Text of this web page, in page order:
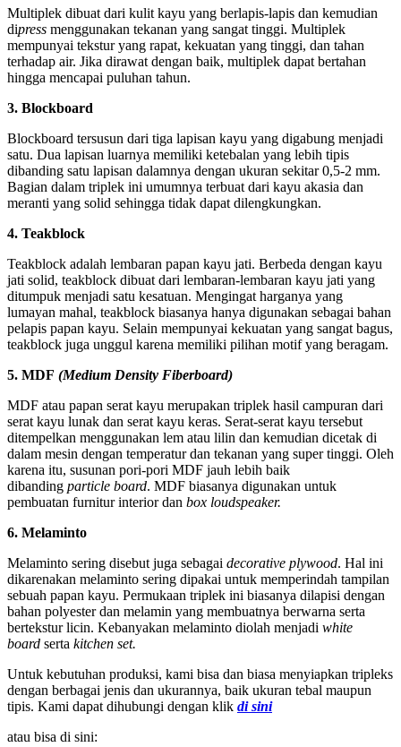
Multiplek dibuat dari kulit kayu yang berlapis-lapis dan kemudian
dipress menggunakan tekanan yang sangat tinggi. Multiplek
mempunyai tekstur yang rapat, kekuatan yang tinggi, dan tahan
terhadap air. Jika dirawat dengan baik, multiplek dapat bertahan
hingga mencapai puluhan tahun.
3. Blockboard
Blockboard tersusun dari tiga lapisan kayu yang digabung menjadi
satu. Dua lapisan luarnya memiliki ketebalan yang lebih tipis
dibanding satu lapisan dalamnya dengan ukuran sekitar 0,5-2 mm.
Bagian dalam triplek ini umumnya terbuat dari kayu akasia dan
meranti yang solid sehingga tidak dapat dilengkungkan.
4. Teakblock
Teakblock adalah lembaran papan kayu jati. Berbeda dengan kayu
jati solid, teakblock dibuat dari lembaran-lembaran kayu jati yang
ditumpuk menjadi satu kesatuan. Mengingat harganya yang
lumayan mahal, teakblock biasanya hanya digunakan sebagai bahan
pelapis papan kayu. Selain mempunyai kekuatan yang sangat bagus,
teakblock juga unggul karena memiliki pilihan motif yang beragam.
5. MDF (Medium Density Fiberboard)
MDF atau papan serat kayu merupakan triplek hasil campuran dari
serat kayu lunak dan serat kayu keras. Serat-serat kayu tersebut
ditempelkan menggunakan lem atau lilin dan kemudian dicetak di
dalam mesin dengan temperatur dan tekanan yang super tinggi. Oleh
karena itu, susunan pori-pori MDF jauh lebih baik
dibanding particle board. MDF biasanya digunakan untuk
pembuatan furnitur interior dan box loudspeaker.
6. Melaminto
Melaminto sering disebut juga sebagai decorative plywood. Hal ini
dikarenakan melaminto sering dipakai untuk memperindah tampilan
sebuah papan kayu. Permukaan triplek ini biasanya dilapisi dengan
bahan polyester dan melamin yang membuatnya berwarna serta
bertekstur licin. Kebanyakan melaminto diolah menjadi white
board serta kitchen set.
Untuk kebutuhan produksi, kami bisa dan biasa menyiapkan tripleks
dengan berbagai jenis dan ukurannya, baik ukuran tebal maupun
tipis. Kami dapat dihubungi dengan klik di sini
atau bisa di sini: